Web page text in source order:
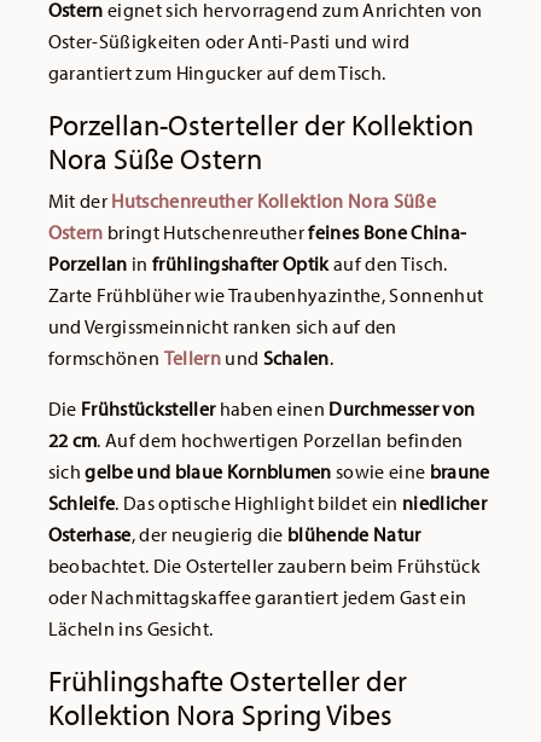
Ostern eignet sich hervorragend zum Anrichten von
Oster-Süßigkeiten oder Anti-Pasti und wird
garantiert zum Hingucker auf dem Tisch.
Porzellan-Osterteller der Kollektion
Nora Süße Ostern
Mit der Hutschenreuther Kollektion Nora Süße
Ostern bringt Hutschenreutherfeines Bone China-
Porzellan in frühlingshafter Optikauf den Tisch.
Zarte Frühblüher wie Traubenhyazinthe, Sonnenhut
und Vergissmeinnicht ranken sich auf den
formschönen Tellernund Schalen.
Die Frühstückstellerhaben einen Durchmesser von
22 cm. Auf dem hochwertigen Porzellan befinden
sichgelbe und blaue Kornblumen sowie eine braune
Schleife. Das optische Highlight bildet ein niedlicher
Osterhase, der neugierig die blühende Natur
beobachtet. Die Osterteller zaubern beim Frühstück
oder Nachmittagskaffee garantiert jedem Gast ein
Lächeln ins Gesicht.
Frühlingshafte Osterteller der
Kollektion Nora Spring Vibes